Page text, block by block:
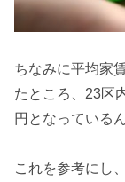
ちなみに平均家
たところ、23区
円 となっている
これを参考にし